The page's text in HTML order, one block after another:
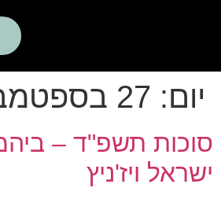
יום: 27 בספטמבר 2019
סוכות תשפ"ד –
ישראל ויז'ניץ